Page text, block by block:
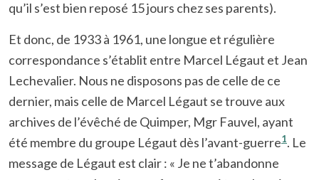
qu’il s’est bien reposé 15 jours chez ses parents).
Et donc, de 1933 à 1961, une longue et régulière
correspondance s’établit entre Marcel Légaut et Jean
Lechevalier. Nous ne disposons pas de celle de ce
dernier, mais celle de Marcel Légaut se trouve aux
archives de l’évêché de Quimper, Mgr Fauvel, ayant
été membre du groupe Légaut dès l’avant-guerre1. Le
message de Légaut est clair : « Je ne t’abandonne